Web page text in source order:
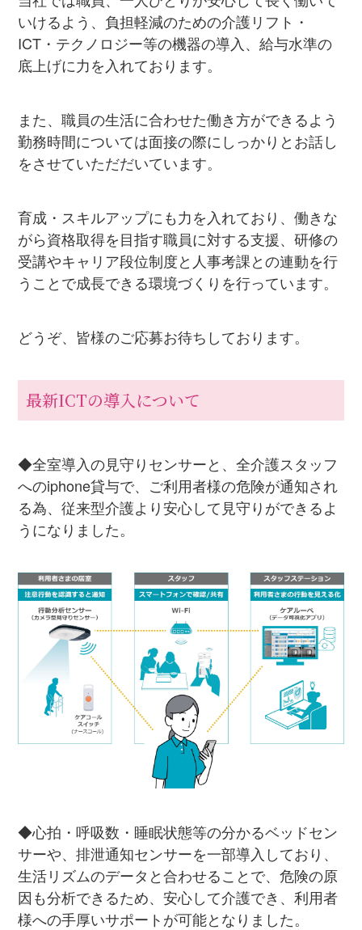
いけるよう、負担軽減のための介護リフト・
ICT・テクノロジー等の機器の導入、給与水準の
底上げに力を入れております。
また、職員の生活に合わせた働き方ができるよう
勤務時間については面接の際にしっかりとお話し
をさせていただだいています。
育成・スキルアップにも力を入れており、働きな
がら資格取得を目指す職員に対する支援、研修の
受講やキャリア段位制度と人事考課との連動を行
うことで成長できる環境づくりを行っています。
どうぞ、皆様のご応募お待ちしております。
最新ICTの導入について
◆全室導入の見守りセンサーと、全介護スタッフ
へのiphone貸与で、ご利用者様の危険が通知され
る為、従来型介護より安心して見守りができるよ
うになりました。
◆心拍・呼吸数・睡眠状態等の分かるベッドセン
サーや、排泄通知センサーを一部導入しており、
生活リズムのデータと合わせることで、危険の原
因も分析できるため、安心して介護でき、利用者
様への手厚いサポートが可能となりました。